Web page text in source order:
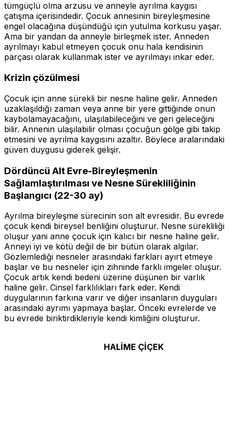
tümgüçlü olma arzusu ve anneyle ayrılma kaygısı
çatışma içerisindedir. Çocuk annesinin bireyleşmesine
engel olacağına düşündüğü için yutulma korkusu yaşar.
Ama bir yandan da anneyle birleşmek ister. Anneden
ayrılmayı kabul etmeyen çocuk onu hala kendisinin
parçası olarak kullanmak ister ve ayrılmayı inkar eder.
Krizin çözülmesi
Çocuk için anne sürekli bir nesne haline gelir. Anneden
uzaklaşıldığı zaman veya anne bir yere gittiğinde onun
kaybolamayacağını, ulaşılabileceğini ve geri geleceğini
bilir. Annenin ulaşılabilir olması çocuğun gölge gibi takip
etmesini ve ayrılma kaygısını azaltır. Böylece aralarındaki
güven duygusu giderek gelişir.
Dördüncü Alt Evre-Bireyleşmenin
Sağlamlaştırılması ve Nesne Sürekliliğinin
Başlangıcı (22-30 ay)
Ayrılma bireyleşme sürecinin son alt evresidir. Bu evrede
çocuk kendi bireysel benliğini oluşturur. Nesne sürekliliği
oluşur yani anne çocuk için kalıcı bir nesne haline gelir.
Anneyi iyi ve kötü değil de bir bütün olarak algılar.
Gözlemlediği nesneler arasındaki farkları ayırt etmeye
başlar ve bu nesneler için zihninde farklı imgeler oluşur.
Çocuk artık kendi bedeni üzerine düşünen bir varlık
haline gelir. Cinsel farklılıkları fark eder. Kendi
duygularının farkına varır ve diğer insanların duyguları
arasındaki ayrımı yapmaya başlar. Önceki evrelerde ve
bu evrede biriktirdikleriyle kendi kimliğini oluşturur.
HALİME ÇİÇEK